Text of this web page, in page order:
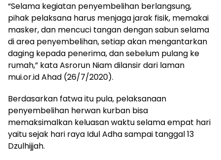
“Selama kegiatan penyembelihan berlangsung,
pihak pelaksana harus menjaga jarak fisik, memakai
masker, dan mencuci tangan dengan sabun selama
di area penyembelihan, setiap akan mengantarkan
daging kepada penerima, dan sebelum pulang ke
rumah,” kata Asrorun Niam dilansir dari laman
mui.or.id Ahad (26/7/2020).
Berdasarkan fatwa itu pula, pelaksanaan
penyembelihan herwan kurban bisa
memaksimalkan keluasan waktu selama empat hari
yaitu sejak hari raya Idul Adha sampai tanggal 13
Dzulhijjah.